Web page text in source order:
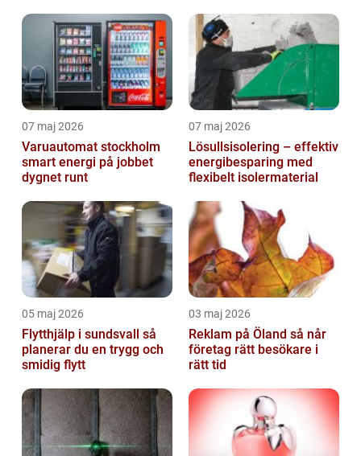
07 maj 2026
Varuautomat stockholm
smart energi på jobbet
dygnet runt
07 maj 2026
Lösullsisolering – effektiv
energibesparing med
flexibelt isolermaterial
05 maj 2026
Flytthjälp i sundsvall så
planerar du en trygg och
smidig flytt
03 maj 2026
Reklam på Öland så når
företag rätt besökare i
rätt tid